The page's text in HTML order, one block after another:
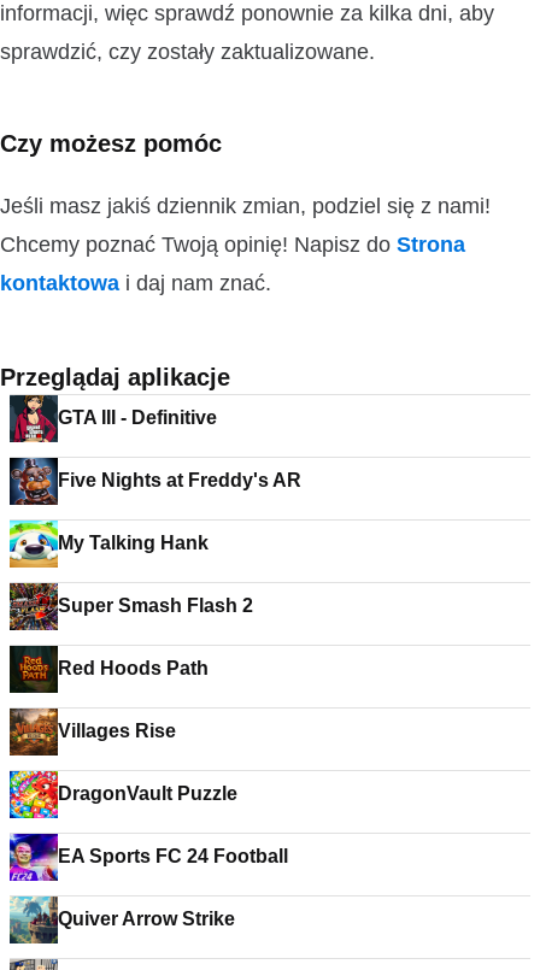
informacji, więc sprawdź ponownie za kilka dni, aby
sprawdzić, czy zostały zaktualizowane.
Czy możesz pomóc
Jeśli masz jakiś dziennik zmian, podziel się z nami!
Chcemy poznać Twoją opinię! Napisz do Strona
kontaktowa i daj nam znać.
Przeglądaj aplikacje
GTA III - Definitive
Five Nights at Freddy's AR
My Talking Hank
Super Smash Flash 2
Red Hoods Path
Villages Rise
DragonVault Puzzle
EA Sports FC 24 Football
Quiver Arrow Strike